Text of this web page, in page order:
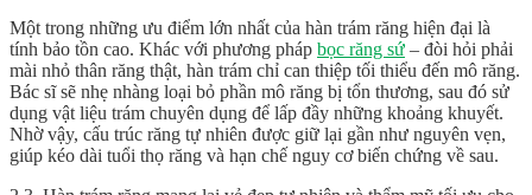
Một trong những ưu điểm lớn nhất của hàn trám răng hiện đại là
tính bảo tồn cao. Khác với phương pháp bọc răng sứ – đòi hỏi phải
mài nhỏ thân răng thật, hàn trám chỉ can thiệp tối thiểu đến mô răng.
Bác sĩ sẽ nhẹ nhàng loại bỏ phần mô răng bị tổn thương, sau đó sử
dụng vật liệu trám chuyên dụng để lấp đầy những khoảng khuyết.
Nhờ vậy, cấu trúc răng tự nhiên được giữ lại gần như nguyên vẹn,
giúp kéo dài tuổi thọ răng và hạn chế nguy cơ biến chứng về sau.